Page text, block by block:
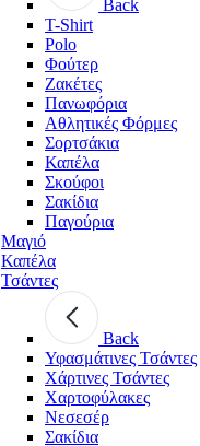
Back
T-Shirt
Polo
Φούτερ
Ζακέτες
Πανωφόρια
Αθλητικές Φόρμες
Σορτσάκια
Καπέλα
Σκούφοι
Σακίδια
Παγούρια
Μαγιό
Καπέλα
Τσάντες
Back
Υφασμάτινες Τσάντες
Χάρτινες Τσάντες
Χαρτοφύλακες
Νεσεσέρ
Σακίδια